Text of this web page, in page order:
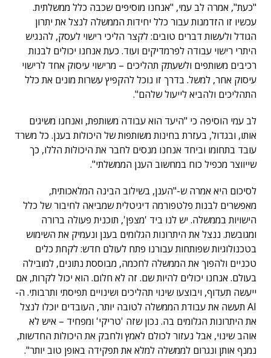
"כעת", אמרה לב עמי, "אנחנו מוסיפים שכבה כלל ממשלתית.
עכשיו זו הזדמנות עבור כלל יחידות הממשלה לנצל את יתרון
הגודל ולעשות דברים טובים: לקצר הליכי רישוי לעסק, להנגיש
היתרי רישוי עבודה לפרמדיקים ועוד. כעת אנחנו יכולים לבנות
רכיבים משותפים ולשעתק תהליכים – מרישוי עיסוק אחד לרישוי
עיסוק אחר, למשל. בדרך זו נוכל להקפיץ עשרות מונים את כלל
התהליכים ולהביא לייעול שלהם".
לב עמי הוסיפה כי "היעד הוא עבודה משותפת, ואנחנו משיגים
אותו, ובגדול, בעזרת בחינות משותפות של היכולות בענן. כל משרד
עובד בתחומו וביחד אנחנו מנסים לחבר את היכולות הללו, כך
שייווצר מכפיל כוח במחשוב הענן הממשלתי".
לסיכום היא אמרה ש-"הענן, בשילוב הבינה המלאכותית,
מאפשרים לבנות פלטפורמה דיגיטלית שמביאה לחיבור של כלל
הישויות בממשלה. יש לנו ביד 'מצפן', תוכנית פעולה ברורה
ומגובשת. ננצל את היתרונות הגלומים בענן ונעמיק את השימוש
בטכנולוגיות שפותחות עבורנו פתח לעולם חדש: לקחת כלים
טכניים ולהפוך את הממשלה לחכמה, מבוססת נתונים, למובילה
בעולם. אנחנו יכולים להיות שם. זה לא חלום. הוא יכול לקרות, אם
ייעשה תעדוף, ויבוצעו שינוי תהליכים ושינויים תפיסתי ותרבותי. ה-
AI תעשה את עבודת הממשלה לטובה יותר, העובדים יוכלו לנצל
את היתרונות הגלומים בה. נכון שזה 'טריקי' ומפחיד – איש לא
אוהב שינוי, אבל נעזור לכולם לאמץ ולחבק את היכולות החדשות,
נמנף אותן ונגרום לממשלה למלא את תפקידה באופן טוב יותר".